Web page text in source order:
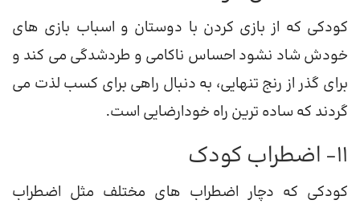
کودکی که از بازی کردن با دوستان و اسباب بازی های
خودش شاد نشود احساس ناکامی و طردشدگی می کند و
برای گذر از رنج تنهایی، به دنبال راهی برای کسب لذت می
گردند که ساده ترین راه خودارضایی است.
11- اضطراب کودک
کودکی که دچار اضطراب های مختلف مثل اضطراب